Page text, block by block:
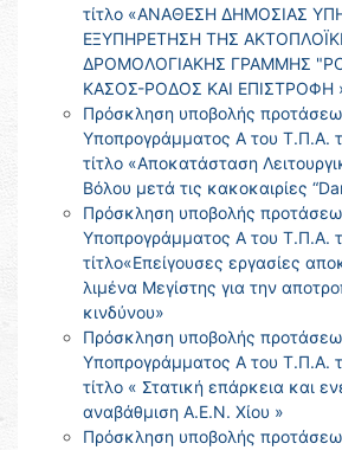
τίτλο «ΑΝΑΘΕΣΗ ΔΗΜΟΣΙΑΣ
ΕΞΥΠΗΡΕΤΗΣΗ ΤΗΣ
ΔΡΟΜΟΛΟΓΙΑΚΗΣ ΓΡΑΜΜΗΣ
ΚΑΣΟΣ-ΡΟΔΟΣ ΚΑΙ ΕΠΙΣΤΡΟΦΗ
Πρόσκληση υποβολής
Υποπρογράμματος Α του Τ.Π.Α.
τίτλο «Αποκατάσταση
Βόλου μετά τις κακοκαιρίες
Πρόσκληση υποβολής
Υποπρογράμματος Α του Τ.Π.Α.
τίτλο«Επείγουσες εργασίες
λιμένα Μεγίστης για την
κινδύνου»
Πρόσκληση υποβολής
Υποπρογράμματος Α του Τ.Π.Α.
τίτλο « Στατική επάρκεια και
αναβάθμιση Α.Ε.Ν. Χίου »
Πρόσκληση υποβολής